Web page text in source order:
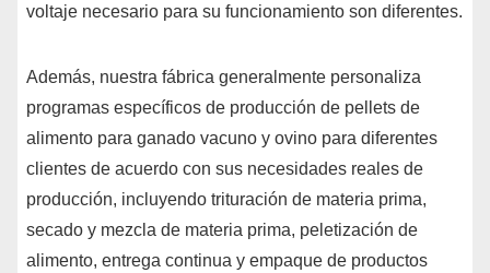
voltaje necesario para su funcionamiento son diferentes.
Además, nuestra fábrica generalmente personaliza
programas específicos de producción de pellets de
alimento para ganado vacuno y ovino para diferentes
clientes de acuerdo con sus necesidades reales de
producción, incluyendo trituración de materia prima,
secado y mezcla de materia prima, peletización de
alimento, entrega continua y empaque de productos